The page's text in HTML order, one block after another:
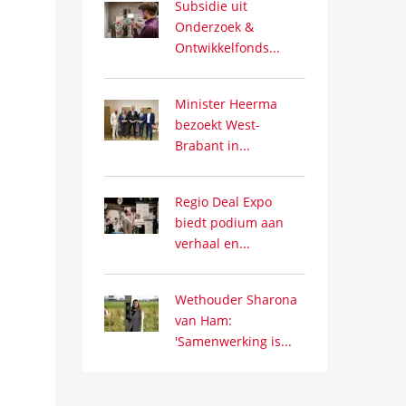
Subsidie uit
Onderzoek &
Ontwikkelfonds...
Minister Heerma
bezoekt West-
Brabant in...
Regio Deal Expo
biedt podium aan
verhaal en...
Wethouder Sharona
van Ham:
'Samenwerking is...